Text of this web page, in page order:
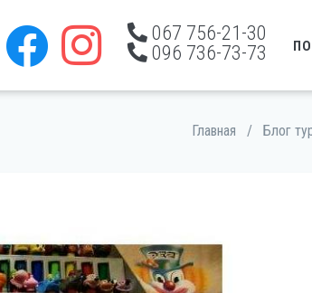
067 756-21-30
096 736-73-73
Главная / Блог